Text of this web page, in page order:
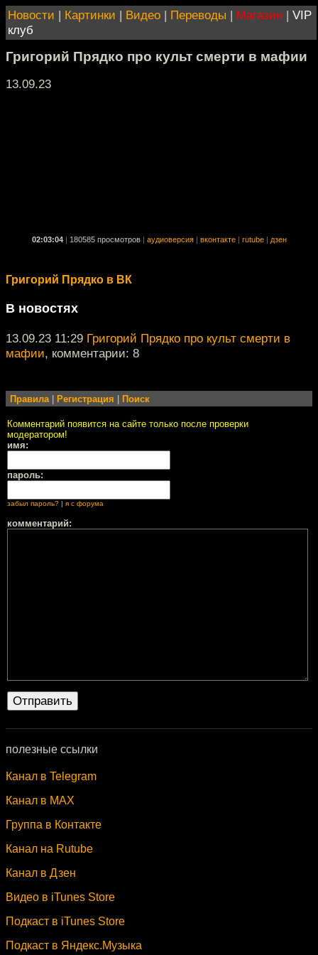
Новости | Картинки | Видео | Переводы | Магазин | VIP
клуб
Григорий Прядко про культ смерти в мафии
13.09.23
02:03:04 180585 просмотров аудиоверсия вконтакте rutube дзен
Григорий Прядко в ВК
В новостях
13.09.23 11:29 Григорий Прядко про культ смерти в
мафии, комментарии: 8
Правила| Регистрация Поиск
Комментарий появится на сайте только после проверки
модератором!
имя:
пароль:
забыл пароль? я с форума
комментарий:
полезные ссылки
Канал в Telegram
Канал в MAX
Группа в Контакте
Канал на Rutube
Канал в Дзен
Видео в iTunes Store
Подкаст в iTunes Store
Подкаст в Яндекс.Музыка